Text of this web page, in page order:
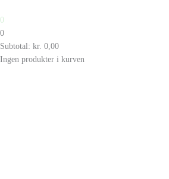
0
0
Subtotal: kr. 0,00
Ingen produkter i kurven